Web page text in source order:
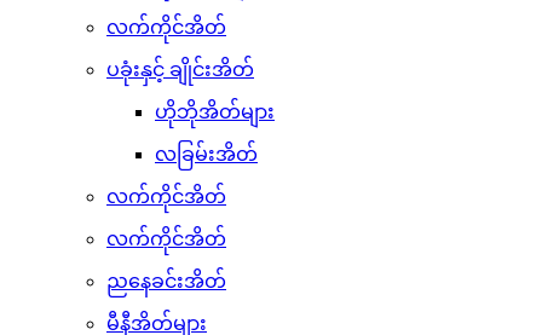
လက်ကိုင်အိတ်
ပခုံးနှင့် ချိုင်းအိတ်
ဟိုဘိုအိတ်များ
လခြမ်းအိတ်
လက်ကိုင်အိတ်
လက်ကိုင်အိတ်
ညနေခင်းအိတ်
မီနီအိတ်များ